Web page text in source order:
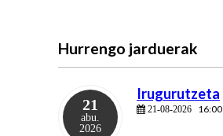
Hurrengo jarduerak
21
abu.
2026
Irugurutzeta
21-08-2026 16:00